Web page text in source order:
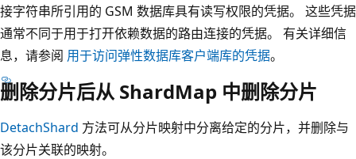
接字符串所引用的 GSM 数据库具有读写权限的凭据。 这些凭据
通常不同于用于打开依赖数据的路由连接的凭据。 有关详细信
息，请参阅 用于访问弹性数据库客户端库的凭据。
删除分片后从 ShardMap 中删除分片
DetachShard 方法可从分片映射中分离给定的分片，并删除与
该分片关联的映射。